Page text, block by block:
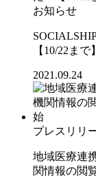
お知らせ
【10/22まで】
2021.09.24
プレスリリ
地域医療連
関情報の閲